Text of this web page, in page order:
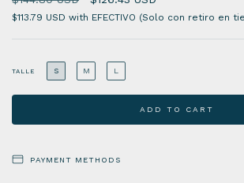
$113.79 USD with EFECTIVO (Solo con retiro en
TALLE S M L
PAYMENT METHODS